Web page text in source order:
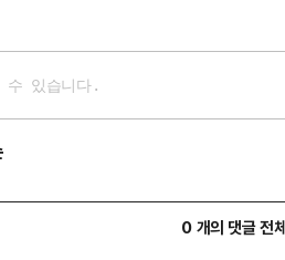
0 개의 댓글 전